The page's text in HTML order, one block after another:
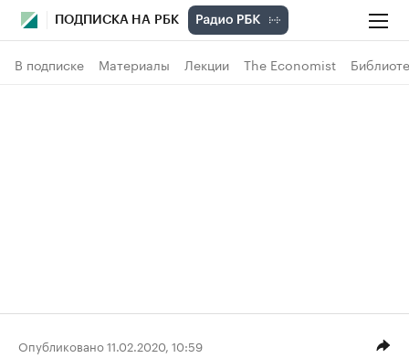
ПОДПИСКА НА РБК
В подписке Материалы Лекции The Economist
Опубликовано 11.02.2020, 10:59